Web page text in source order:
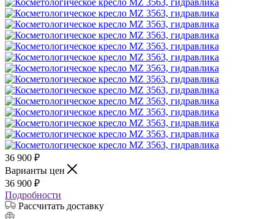
36 900 ₽
Варианты цен
36 900 ₽
Подробности
Рассчитать доставку